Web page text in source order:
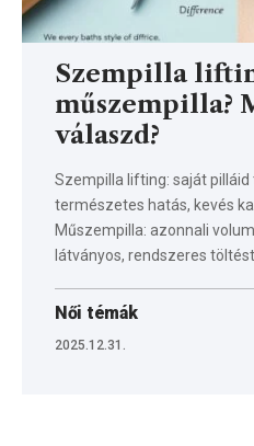
Szempilla
műszempilla?
válaszd?
Szempilla lifting: saját pilláid
természetes hatás, kevés
Műszempilla: azonnali
látványos, rendszeres
Női témák
2025.12.31.